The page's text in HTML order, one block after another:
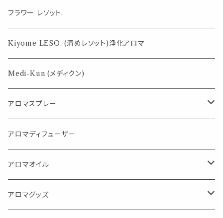
気になる虫対策に
薄荷の香りで体感温度-4℃ !? スースーシリーズ
パロサント
フラワー レソット.
Kiyome LESO. (清めレソット)浄化アロマ
Medi-Kun (メディクン)
アロマスプレー
目的で選ぶ
蒸し暑い夏やリフレッシュに
消臭に（用途：空間や衣服）
FLOWER LESO. フラワレソット
Kiyome LESO. キヨメ レソット
アロマディフューザー
アロマオイル
エッセンシャルオイル
アロマグッズ